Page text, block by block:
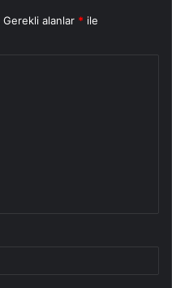
Gerekli alanlar * ile